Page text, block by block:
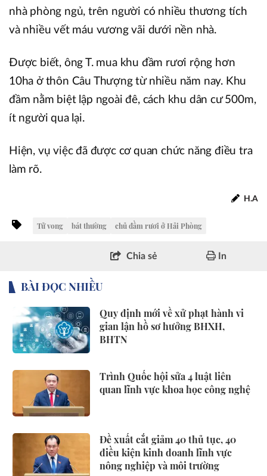
nhà phòng ngủ, trên người có nhiều thương tích
và nhiều vết máu vương vãi dưới nền nhà.
Được biết, ông T. mua khu đầm rươi rộng hơn
10ha ở thôn Câu Thượng từ nhiều năm nay. Khu
đầm nằm biệt lập ngoài đê, cách khu dân cư 500m,
ít người qua lại.
Hiện, vụ việc đã được cơ quan chức năng điều tra
làm rõ.
H.A
Tử vong bát thường chủ đầm rươi ở Hải Phòng
Chia sẻ In
BÀI ĐỌC NHIỀU
Quy định mới về xử phạt hành vi
gian lận hồ sơ hưởng BHXH,
BHTN
Trình Quốc hội sửa 4 luật liên
quan lĩnh vực khoa học công nghệ
Đề xuất cắt giảm 40 thủ tục, 40
điều kiện kinh doanh lĩnh vực
nông nghiệp và môi trường